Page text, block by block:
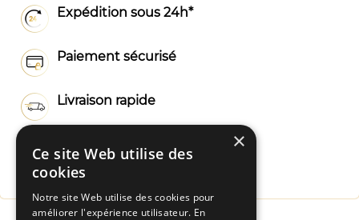
Expédition sous 24h*
Paiement sécurisé
Livraison rapide
Fabrication Française ×
Ce site Web utilise des
cookies
Notre site Web utilise des cookies pour
améliorer l'expérience utilisateur. En